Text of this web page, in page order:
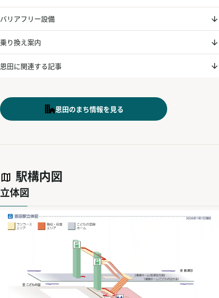
バリアフリー設備
乗り換え案内
恩田に関連する記事
恩田のまち情報を見る
駅構内図
立体図